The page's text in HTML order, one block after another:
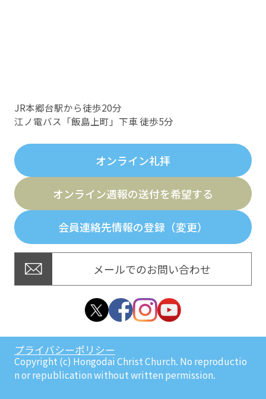
JR本郷台駅から徒歩20分
江ノ電バス「飯島上町」下車 徒歩5分
オンライン礼拝
オンライン週報の送付を希望する
会員連絡先情報の登録（変更）
メールでのお問い合わせ
プライバシーポリシー
Copyright (c) Hongodai Christ Church. No reproductio
n or republication without written permission.